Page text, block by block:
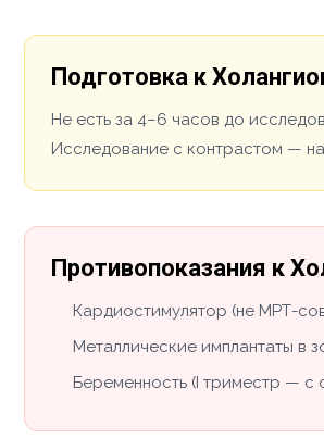
Подготовка к
Не есть за 4–6 часов до
Исследование с контрастом —
Противопоказания к
Кардиостимулятор (не МРТ-
Металлические имплантаты в
Беременность (I триместр — с